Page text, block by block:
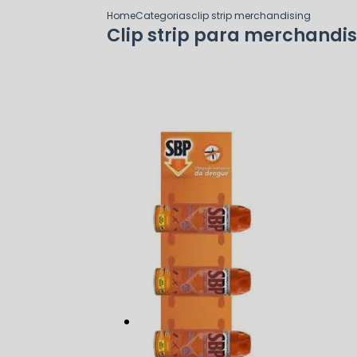
HomeCategoriasclip strip merchandising
Clip strip para